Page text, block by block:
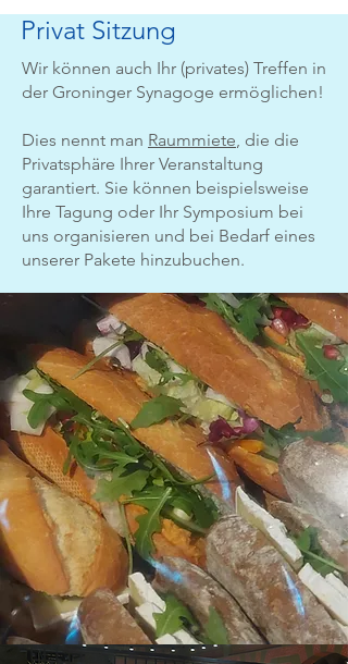
Privat Sitzung
Wir können auch Ihr (privates) Treffen in
der Groninger Synagoge ermöglichen!
Dies nennt man Raummiete, die die
Privatsphäre Ihrer Veranstaltung
garantiert. Sie können beispielsweise
Ihre Tagung oder Ihr Symposium bei
uns organisieren und bei Bedarf eines
unserer Pakete hinzubuchen.